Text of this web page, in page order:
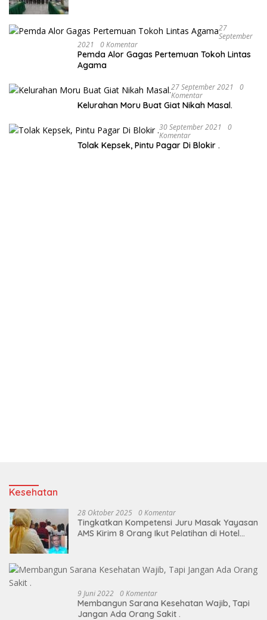
27
September
2021
0 Komentar
Pemda Alor Gagas Pertemuan Tokoh Lintas
Agama
27 September 2021
0
Komentar
Kelurahan Moru Buat Giat Nikah Masal.
30 September 2021
0
Komentar
Tolak Kepsek, Pintu Pagar Di Blokir .
Kesehatan
28 Oktober 2025 0 Komentar
Tingkatkan Kompetensi Juru Masak Yayasan
AMS Kirim 8 Orang Ikut Pelatihan di Hotel
9 Juni 2022 0 Komentar
Membangun Sarana Kesehatan Wajib, Tapi
Jangan Ada Orang Sakit .